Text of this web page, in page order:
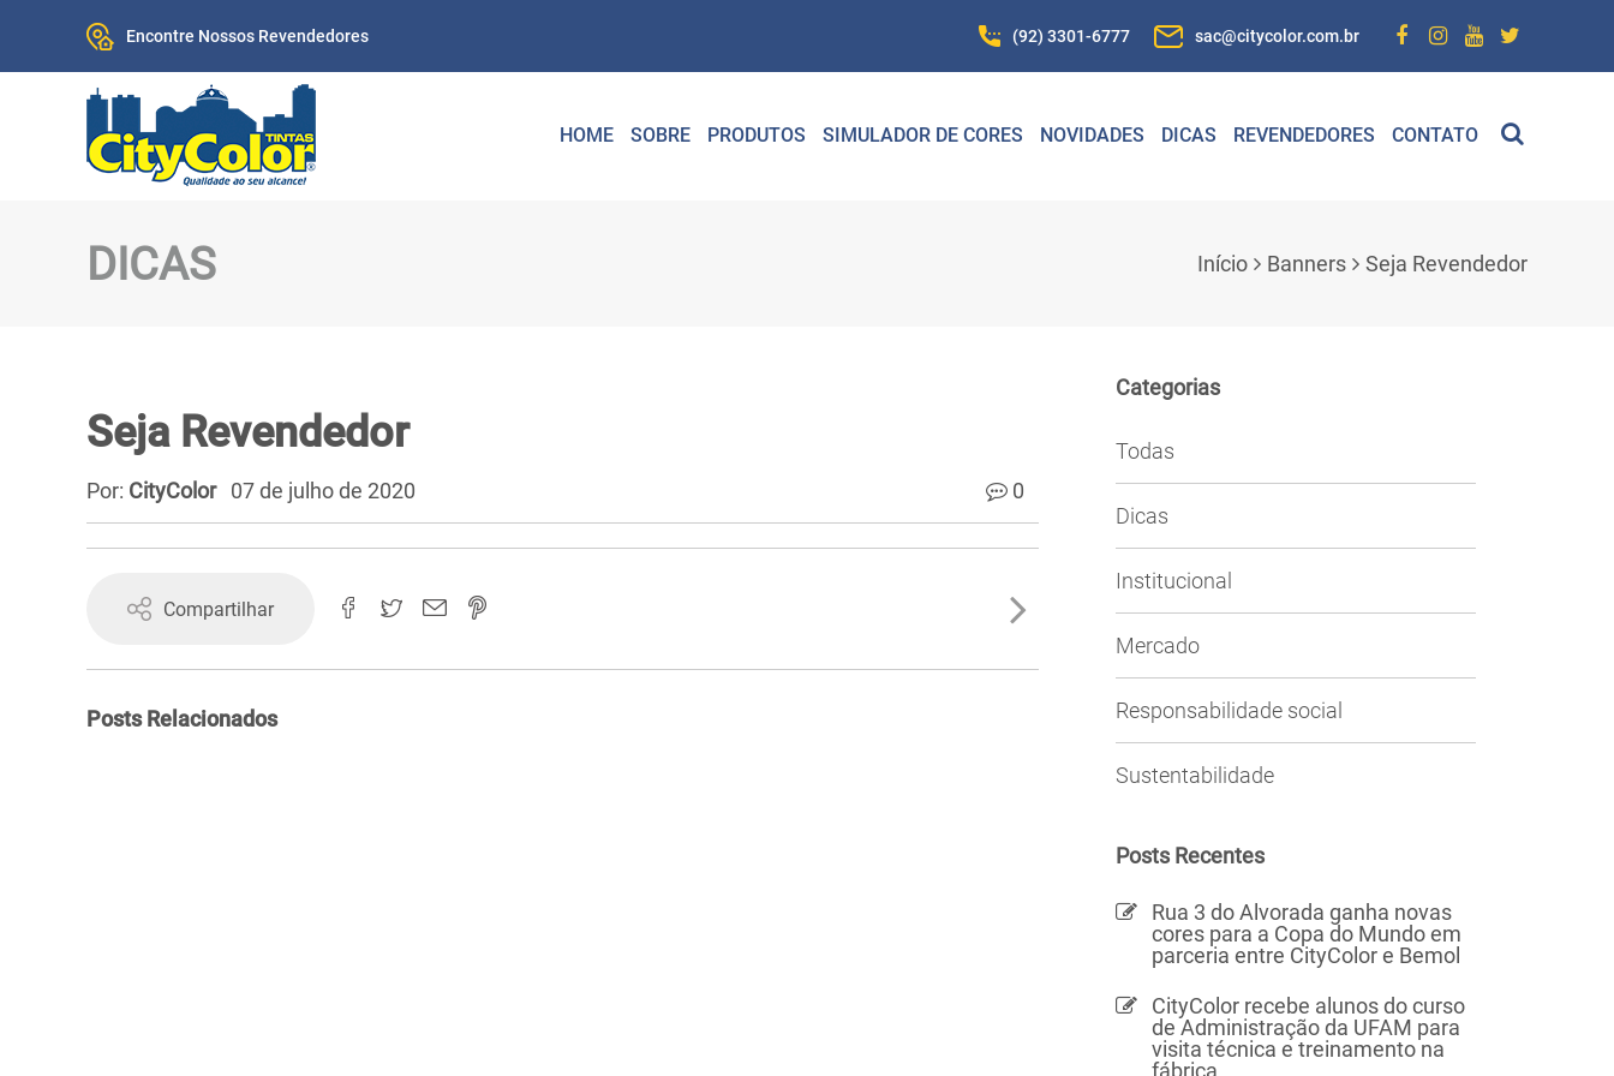
Encontre Nossos Revendedores (92) 3301-6777 sac@citycolor.com.br
HOME SOBRE PRODUTOS SIMULADOR DE CORES NOVIDADES DICAS REVENDEDORES CONTATO
DICAS Início Banners Seja Revendedor
Seja Revendedor
Por: CityColor 07 de julho de 2020 0
Compartilhar
Posts Relacionados
Categorias
Todas
Dicas
Institucional
Mercado
Responsabilidade social
Sustentabilidade
Posts Recentes
Rua 3 do Alvorada ganha novas
cores para a Copa do Mundo em
parceria entre CityColor e Bemol
CityColor recebe alunos do curso
de Administração da UFAM para
visita técnica e treinamento na
fábrica